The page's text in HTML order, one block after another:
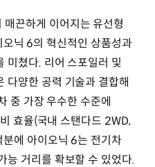
끈하게 이어지는 유선형
닉 6의 혁신적인 상품성과
미쳤다. 리어 스포일러 및
다양한 공력 기술과 결합해
중 가장 우수한 수준에
효율(국내 스탠다드 2WD,
에 아이오닉 6는 전기차
능 거리를 확보할 수 있었다.